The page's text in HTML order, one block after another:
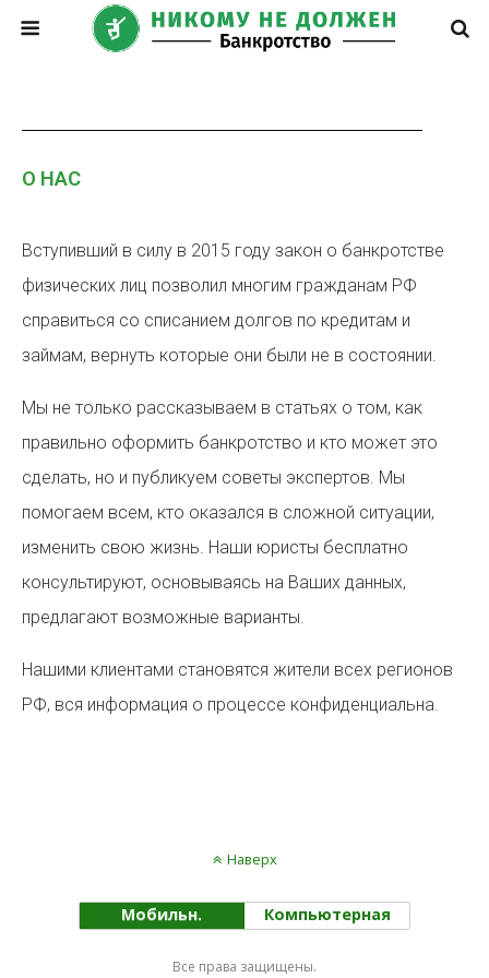
О НАС
Вступивший в силу в 2015 году закон о банкротстве
физических лиц позволил многим гражданам РФ
справиться со списанием долгов по кредитам и
займам, вернуть которые они были не в состоянии.
Мы не только рассказываем в статьях о том, как
правильно оформить банкротство и кто может это
сделать, но и публикуем советы экспертов. Мы
помогаем всем, кто оказался в сложной ситуации,
изменить свою жизнь. Наши юристы бесплатно
консультируют, основываясь на Ваших данных,
предлагают возможные варианты.
Нашими клиентами становятся жители всех регионов
РФ, вся информация о процессе конфиденциальна.
Наверх
Мобильн. Компьютерная
Все права защищены.